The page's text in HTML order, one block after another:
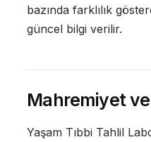
bazında farklılık
güncel bilgi verilir.
Mahremiyet
Yaşam Tıbbi Tahlil